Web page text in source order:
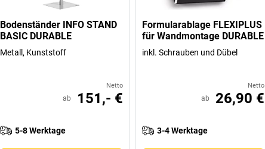
Bodenständer INFO STAND
BASIC DURABLE
Metall, Kunststoff
Netto
ab 151,- €
5-8 Werktage
Formularablage FLEXIPLUS
für Wandmontage DURABLE
inkl. Schrauben und Dübel
Netto
ab 26,90 €
3-4 Werktage